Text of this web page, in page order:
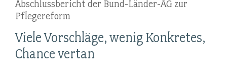
Abschlussbericht der Bund-Länder-AG zur
Pflegereform
Viele Vorschläge, wenig Konkretes,
Chance vertan